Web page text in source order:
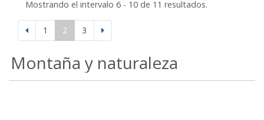
Mostrando el intervalo 6 - 10 de 11 resultados.
1 2 3
Montaña y naturaleza